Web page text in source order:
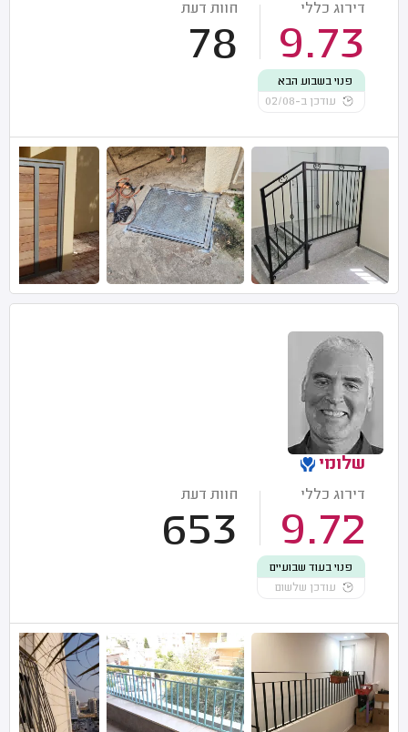
דירוג כללי
9.73
חוות דעת
78
פנוי בשבוע הבא
עודכן ב-02/08
שלומי
דירוג כללי
9.72
חוות דעת
653
פנוי בעוד שבועיים
עודכן שלשום